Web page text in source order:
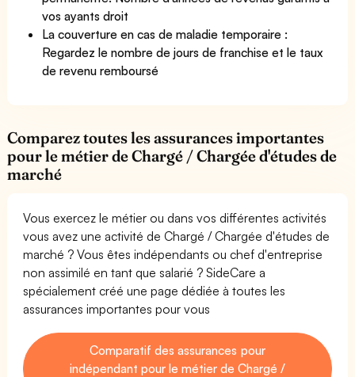
vos ayants droit
La couverture en cas de maladie temporaire :
Regardez le nombre de jours de franchise et le taux
de revenu remboursé
Comparez toutes les assurances importantes
pour le métier de Chargé / Chargée d'études de
marché
Vous exercez le métier ou dans vos différentes activités
vous avez une activité de Chargé / Chargée d'études de
marché ? Vous êtes indépendants ou chef d'entreprise
non assimilé en tant que salarié ? SideCare a
spécialement créé une page dédiée à toutes les
assurances importantes pour vous
Comparatif des assurances pour
indépendant pour le métier de Chargé /